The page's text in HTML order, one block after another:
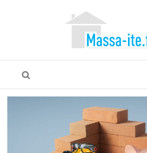
Massa-ite